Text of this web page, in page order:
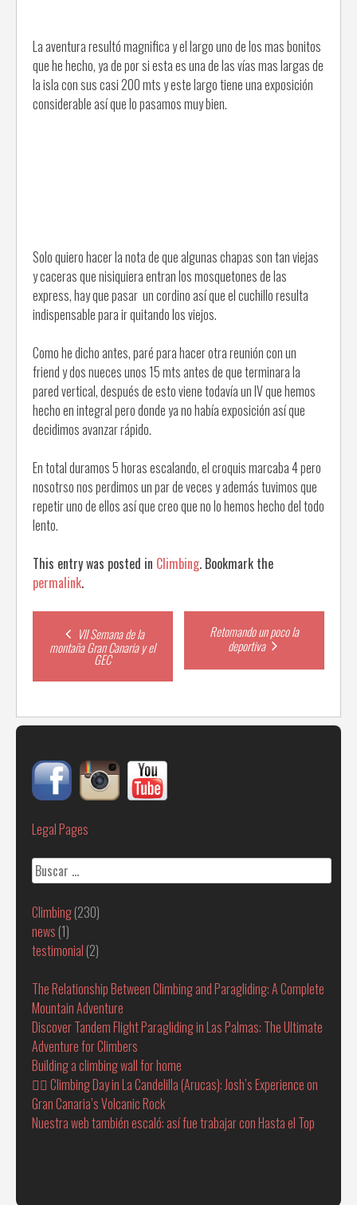
La aventura resultó magnifica y el largo uno de los mas bonitos
que he hecho, ya de por si esta es una de las vías mas largas de
la isla con sus casi 200 mts y este largo tiene una exposición
considerable así que lo pasamos muy bien.
Solo quiero hacer la nota de que algunas chapas son tan viejas
y caceras que nisiquiera entran los mosquetones de las
express, hay que pasar un cordino así que el cuchillo resulta
indispensable para ir quitando los viejos.
Como he dicho antes, paré para hacer otra reunión con un
friend y dos nueces unos 15 mts antes de que terminara la
pared vertical, después de esto viene todavía un IV que hemos
hecho en integral pero donde ya no había exposición así que
decidimos avanzar rápido.
En total duramos 5 horas escalando, el croquis marcaba 4 pero
nosotrso nos perdimos un par de veces y además tuvimos que
repetir uno de ellos así que creo que no lo hemos hecho del todo
lento.
This entry was posted in Climbing. Bookmark the
permalink.
Post
navigation
VII Semana de la
montaña Gran Canaria y el
GEC
Retomando un poco la
deportiva
Legal Pages
Buscar:
Climbing(230)
news (1)
testimonial (2)
The Relationship Between Climbing and Paragliding: A Complete
Mountain Adventure
Discover Tandem Flight Paragliding in Las Palmas: The Ultimate
Adventure for Climbers
Building a climbing wall for home
🧗‍♂️ Climbing Day in La Candelilla (Arucas): Josh’s Experience on
Gran Canaria’s Volcanic Rock
Nuestra web también escaló: así fue trabajar con Hasta el Top